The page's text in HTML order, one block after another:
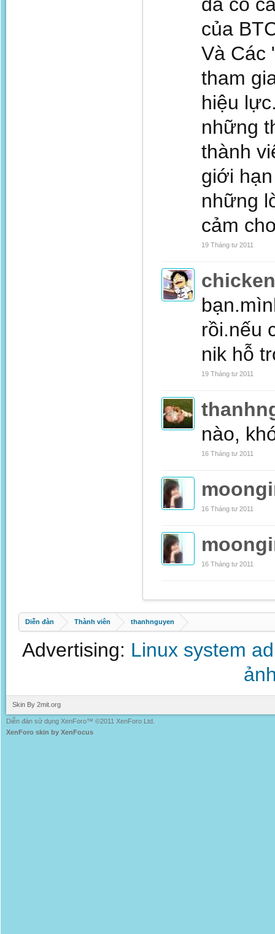
của
Và Các
tham
hiệu
những
thành
giới
những
cảm
19 Tháng tư 2011
rồi.nếu
nik hỗ
19 Tháng tư 2011
nào,
16 Tháng tư 2011
16 Tháng tư 2011
16 Tháng tư 2011
Diễn đàn Thành viên thanhnguyen
Advertising: Linux system
Skin By 2mit.org
Diễn đàn sử dụng XenForo™ ©2011 XenForo Ltd.
XenForo skin by XenFocus